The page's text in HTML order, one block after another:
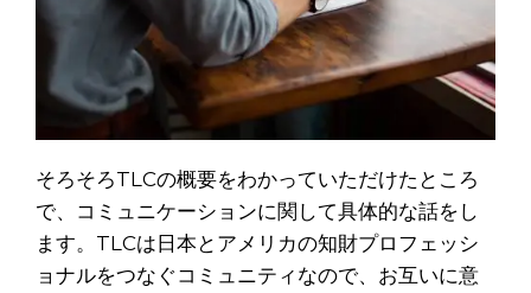
そろそろTLCの概要をわかっていただけたところ
で、コミュニケーションに関して具体的な話をし
ます。TLCは日本とアメリカの知財プロフェッシ
ョナルをつなぐコミュニティなので、お互いに意